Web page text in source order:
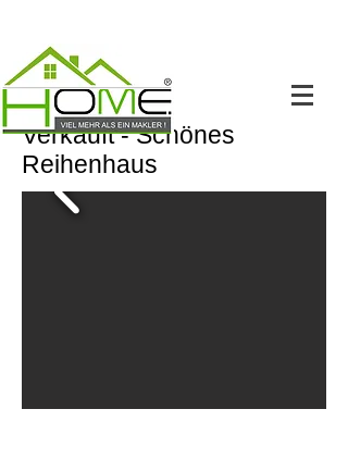
Verkauft - Schönes
Reihenhaus